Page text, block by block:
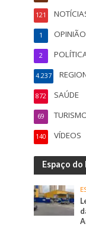
121
OPINIÃO
1
2
4.237
SAÚDE
872
69
VÍDEOS
140
Espaço